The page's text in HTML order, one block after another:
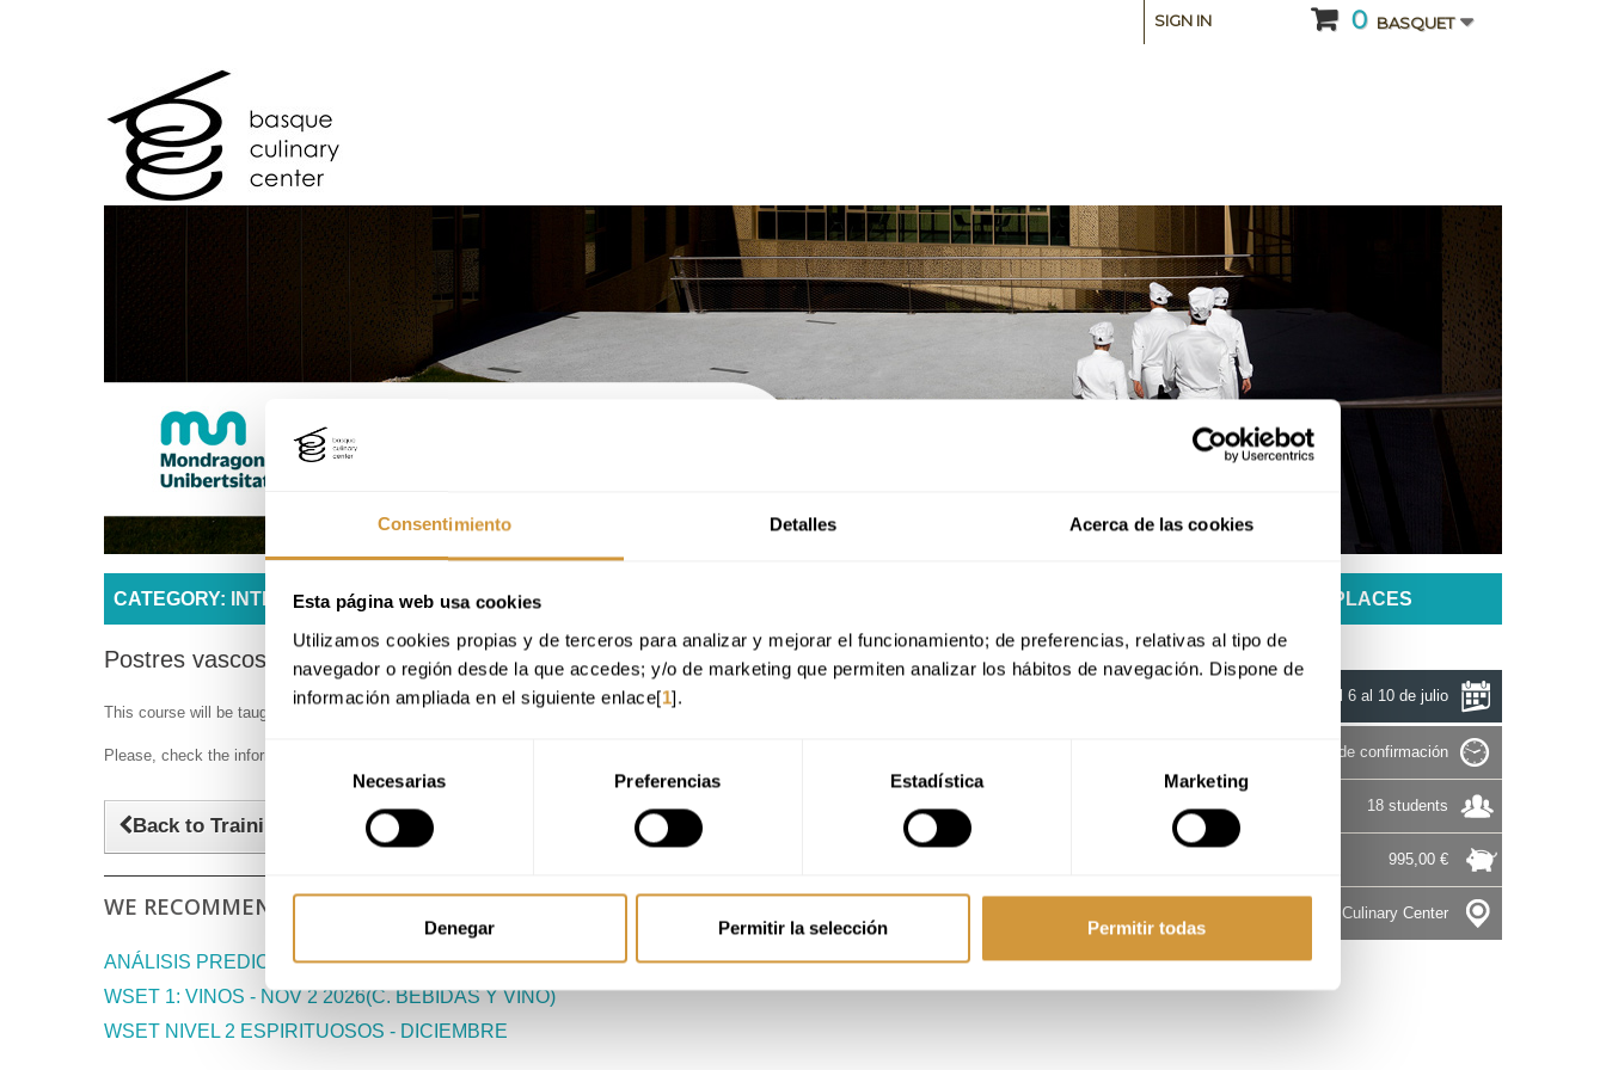
Consentimiento Detalles Acerca de las cookies
Esta página web usa cookies
Utilizamos cookies propias y de terceros para analizar y mejorar el funcionamiento; de preferencias, relativas al tipo de
navegador o región desde la que accedes; y/o de marketing que permiten analizar los hábitos de navegación. Dispone de
información ampliada en el siguiente enlace[1].
Selección
consentimiento
Necesarias Preferencias Estadística Marketing
Denegar Permitir la selección Permitir todas
0 BASQUET
SIGN IN
CATEGORY: INTENSIVE COURSES AND SEMINARS
Postres vascos
This course will be taught in Spanish.
Please, check the information in Spanish.
Back to Training Offer
WE RECOMMEND:
ANÁLISIS PREDICTIVO PARA LA PLANIFICACIÓN DE PLANTILLAS: ANTICIPARSE A LA DEMANDA
WSET 1: VINOS - NOV 2 2026(C. BEBIDAS Y VINO)
WSET NIVEL 2 ESPIRITUOSOS - DICIEMBRE
UNAVAILABLE PLACES
Del 6 al 10 de julio
Pendiente de confirmación
18 students
995,00 €
Basque Culinary Center